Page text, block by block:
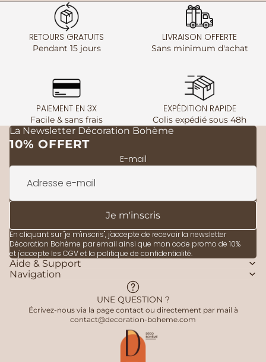
RETOURS GRATUITS
Pendant 15 jours
LIVRAISON OFFERTE
Sans minimum d'achat
PAIEMENT EN 3X
Facile & sans frais
EXPÉDITION RAPIDE
Colis expédié sous 48h
La Newsletter Décoration Bohème
10% OFFERT
E-mail
Je m'inscris
En cliquant sur "je m'inscris", j'accepte de recevoir la newsletter
Décoration Bohème par email ainsi que mon code promo de 10%
et j'accepte les CGVet la politique de confidentialité.
Aide & Support
Navigation
UNE QUESTION ?
Écrivez-nous via la page contact ou directement par mail à
contact@decoration-boheme.com